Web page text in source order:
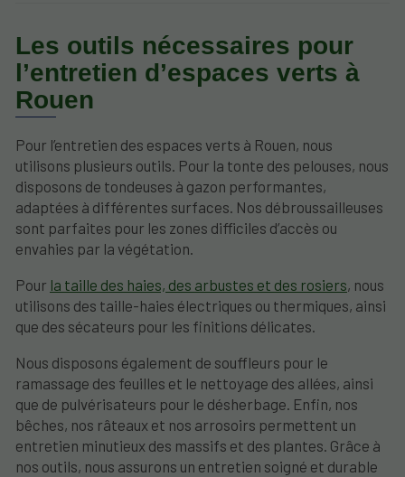
Les outils nécessaires pour
l’entretien d’espaces verts à
Rouen
Pour l’entretien des espaces verts à Rouen, nous
utilisons plusieurs outils. Pour la tonte des pelouses, nous
disposons de tondeuses à gazon performantes,
adaptées à différentes surfaces. Nos débroussailleuses
sont parfaites pour les zones difficiles d’accès ou
envahies par la végétation.
Pour la taille des haies, des arbustes et des rosiers, nous
utilisons des taille-haies électriques ou thermiques, ainsi
que des sécateurs pour les finitions délicates.
Nous disposons également de souffleurs pour le
ramassage des feuilles et le nettoyage des allées, ainsi
que de pulvérisateurs pour le désherbage. Enfin, nos
bêches, nos râteaux et nos arrosoirs permettent un
entretien minutieux des massifs et des plantes. Grâce à
nos outils, nous assurons un entretien soigné et durable